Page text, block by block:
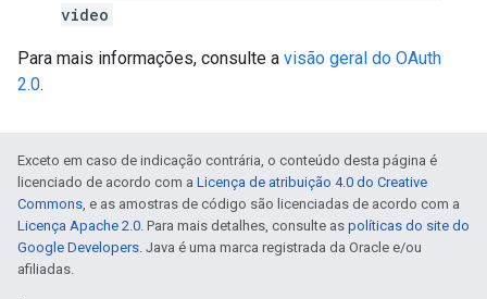
video
Para mais informações, consulte a visão geral do OAuth
2.0.
Exceto em caso de indicação contrária, o conteúdo desta página é
licenciado de acordo com a Licença de atribuição 4.0 do Creative
Commons, e as amostras de código são licenciadas de acordo com a
Licença Apache 2.0. Para mais detalhes, consulte as políticas do site do
Google Developers. Java é uma marca registrada da Oracle e/ou
afiliadas.